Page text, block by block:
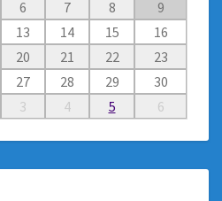
6 7 8
9
13 14 15
16
20 21 22
23
27 28 29
30
3 4 5 6